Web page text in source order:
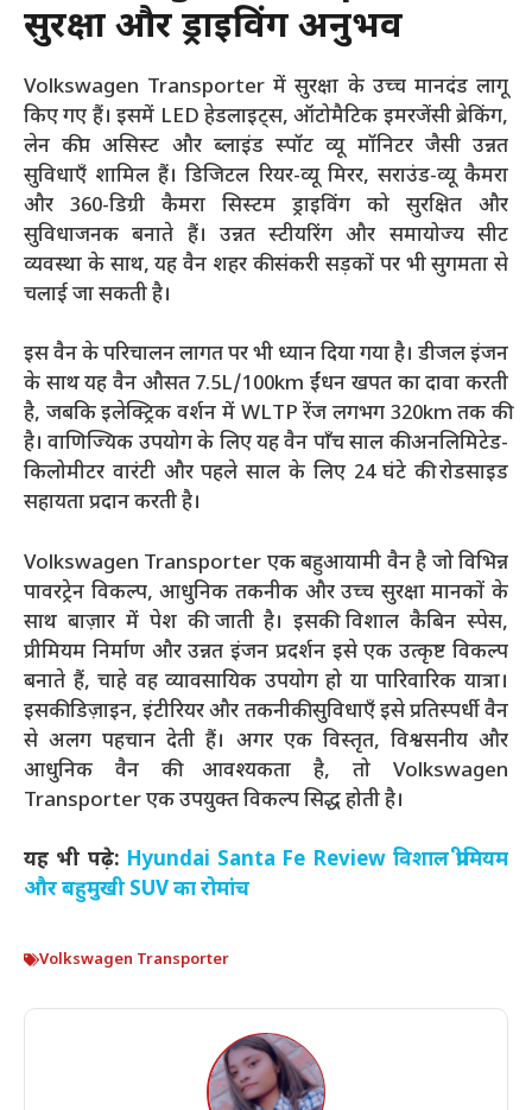
सुरक्षा और ड्राइविंग अनुभव
Volkswagen Transporter में सुरक्षा के उच्च मानदंड लागू
किए गए हैं। इसमें LED हेडलाइट्स, ऑटोमैटिक इमरजेंसी ब्रेकिंग,
लेन कीप असिस्ट और ब्लाइंड स्पॉट व्यू मॉनिटर जैसी उन्नत
सुविधाएँ शामिल हैं। डिजिटल रियर-व्यू मिरर, सराउंड-व्यू कैमरा
और 360-डिग्री कैमरा सिस्टम ड्राइविंग को सुरक्षित और
सुविधाजनक बनाते हैं। उन्नत स्टीयरिंग और समायोज्य सीट
व्यवस्था के साथ, यह वैन शहर की संकरी सड़कों पर भी सुगमता से
चलाई जा सकती है।
इस वैन के परिचालन लागत पर भी ध्यान दिया गया है। डीजल इंजन
के साथ यह वैन औसत 7.5L/100km ईंधन खपत का दावा करती
है, जबकि इलेक्ट्रिक वर्शन में WLTP रेंज लगभग 320km तक की
है। वाणिज्यिक उपयोग के लिए यह वैन पाँच साल की अनलिमिटेड-
किलोमीटर वारंटी और पहले साल के लिए 24 घंटे की रोडसाइड
सहायता प्रदान करती है।
Volkswagen Transporter एक बहुआयामी वैन है जो विभिन्न
पावरट्रेन विकल्प, आधुनिक तकनीक और उच्च सुरक्षा मानकों के
साथ बाज़ार में पेश की जाती है। इसकी विशाल कैबिन स्पेस,
प्रीमियम निर्माण और उन्नत इंजन प्रदर्शन इसे एक उत्कृष्ट विकल्प
बनाते हैं, चाहे वह व्यावसायिक उपयोग हो या पारिवारिक यात्रा।
इसकी डिज़ाइन, इंटीरियर और तकनीकी सुविधाएँ इसे प्रतिस्पर्धी वैन
से अलग पहचान देती हैं। अगर एक विस्तृत, विश्वसनीय और
आधुनिक वैन की आवश्यकता है, तो Volkswagen
Transporter एक उपयुक्त विकल्प सिद्ध होती है।
यह भी पढ़े: Hyundai Santa Fe Review विशाल प्रीमियम
और बहुमुखी SUV का रोमांच
Volkswagen Transporter